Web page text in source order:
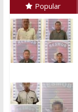
Popular